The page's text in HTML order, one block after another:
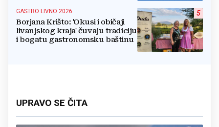
5
GASTRO LIVNO 2026
Borjana Krišto: 'Okusi i običaji
livanjskog kraja' čuvaju tradiciju
i bogatu gastronomsku baštinu
UPRAVO SE ČITA